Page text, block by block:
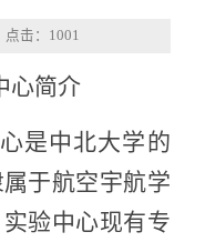
击： 1001
心简介
是中北大学的
于航空宇航学
验中心现有专